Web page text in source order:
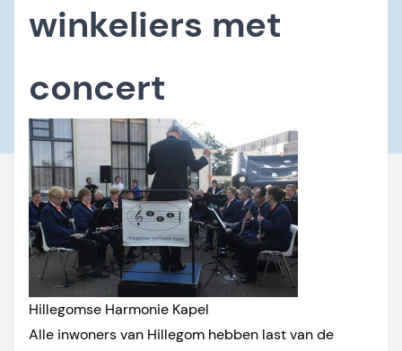
winkeliers met
concert
Hillegomse Harmonie Kapel
Alle inwoners van Hillegom hebben last van de